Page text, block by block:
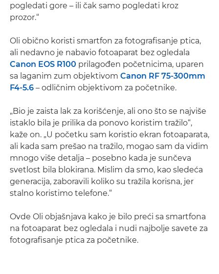
pogledati gore – ili čak samo pogledati kroz
prozor.“
Oli obično koristi smartfon za fotografisanje ptica,
ali nedavno je nabavio fotoaparat bez ogledala
Canon EOS R100 prilagođen početnicima, uparen
sa laganim zum objektivom Canon RF 75-300mm
F4-5.6 – odličnim objektivom za početnike.
„Bio je zaista lak za korišćenje, ali ono što se najviše
istaklo bila je prilika da ponovo koristim tražilo“,
kaže on. „U početku sam koristio ekran fotoaparata,
ali kada sam prešao na tražilo, mogao sam da vidim
mnogo više detalja – posebno kada je sunčeva
svetlost bila blokirana. Mislim da smo, kao sledeća
generacija, zaboravili koliko su tražila korisna, jer
stalno koristimo telefone.“
Ovde Oli objašnjava kako je bilo preći sa smartfona
na fotoaparat bez ogledala i nudi najbolje savete za
fotografisanje ptica za početnike.